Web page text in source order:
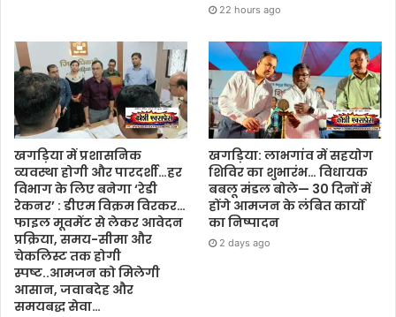
22 hours ago
खगड़िया में प्रशासनिक
व्यवस्था होगी और पारदर्शी…हर
विभाग के लिए बनेगा ‘रेडी
रेकनर’ : डीएम विक्रम विरकर…
फाइल मूवमेंट से लेकर आवेदन
प्रक्रिया, समय-सीमा और
चेकलिस्ट तक होगी
स्पष्ट..आमजन को मिलेगी
आसान, जवाबदेह और
समयबद्ध सेवा…
खगड़िया: लाभगांव में सहयोग
शिविर का शुभारंभ… विधायक
बबलू मंडल बोले— 30 दिनों में
होंगे आमजन के लंबित कार्यों
का निष्पादन
2 days ago